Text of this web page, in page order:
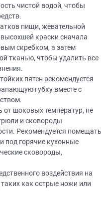
чистой водой, чтобы
пищи, жевательной
краски сначала
скребком, а затем
тканью, чтобы удалить все
пятен рекомендуется
губку вместе с
от шоковых температур, не
и сковороды
Рекомендуется помещать
под горячие кухонные
сковороды,
воздействия на
как острые ножи или